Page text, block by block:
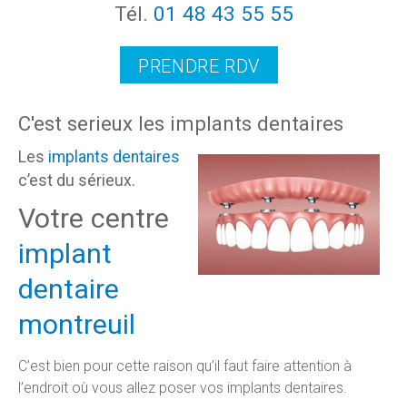
Tél. 01 48 43 55 55
PRENDRE RDV
C'est serieux les implants dentaires
Les implants dentaires
c’est du sérieux.
Votre centre
implant
dentaire
montreuil
C’est bien pour cette raison qu’il faut faire attention à
l’endroit où vous allez poser vos implants dentaires.